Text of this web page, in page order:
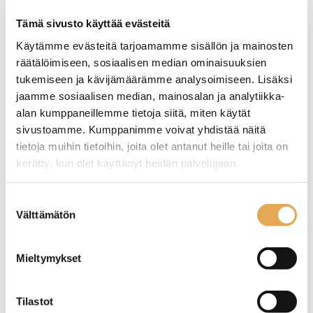
Tämä sivusto käyttää evästeitä
Käytämme evästeitä tarjoamamme sisällön ja mainosten
räätälöimiseen, sosiaalisen median ominaisuuksien
tukemiseen ja kävijämäärämme analysoimiseen. Lisäksi
jaamme sosiaalisen median, mainosalan ja analytiikka-
alan kumppaneillemme tietoja siitä, miten käytät
sivustoamme. Kumppanimme voivat yhdistää näitä
tietoja muihin tietoihin, joita olet antanut heille tai joita on
kerätty, kun olet käyttänyt heidän palvelujaan.
valinta
Välttämätön
Mieltymykset
Tilastot
Vihannesleikkuri GAM
Sähköliitäntä: 0,5 kW / 230 V.
Vihannesleikkuri Robot